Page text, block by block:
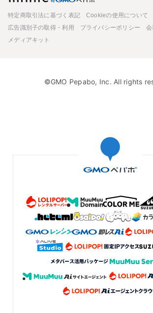
特定商取引法に基づく表記
Cookieの使用について
広告識別子の取得・利用
プライバシーポリシー
メディアキット
©GMO Pepabo, Inc. All rights